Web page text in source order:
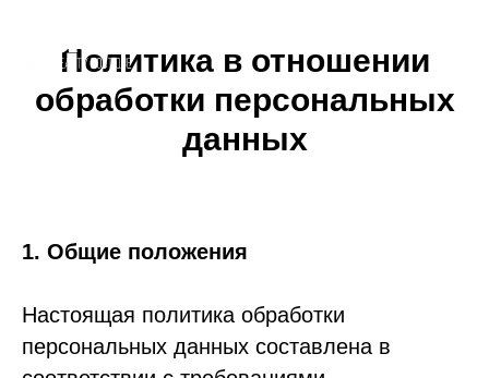
Политика в отношении
обработки персональных
данных
1. Общие положения
Настоящая политика обработки
персональных данных составлена в